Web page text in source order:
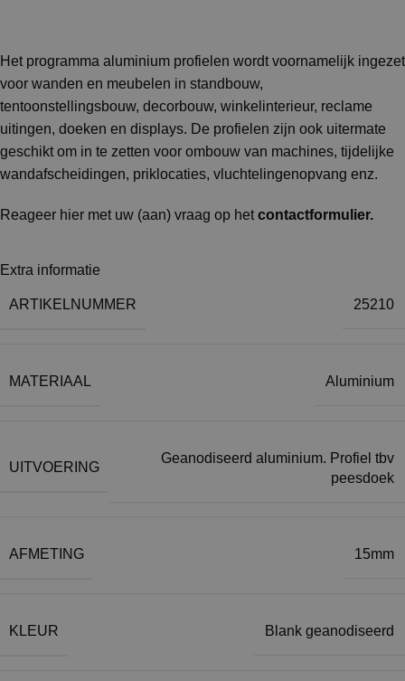
Het programma aluminium profielen wordt voornamelijk ingezet
voor wanden en meubelen in standbouw,
tentoonstellingsbouw, decorbouw, winkelinterieur, reclame
uitingen, doeken en displays. De profielen zijn ook uitermate
geschikt om in te zetten voor ombouw van machines, tijdelijke
wandafscheidingen, priklocaties, vluchtelingenopvang enz.
Reageer hier met uw (aan) vraag op hetcontactformulier.
Extra informatie
ARTIKELNUMMER 25210
MATERIAAL Aluminium
UITVOERING
Geanodiseerd aluminium. Profiel tbv
peesdoek
AFMETING 15mm
KLEUR Blank geanodiseerd